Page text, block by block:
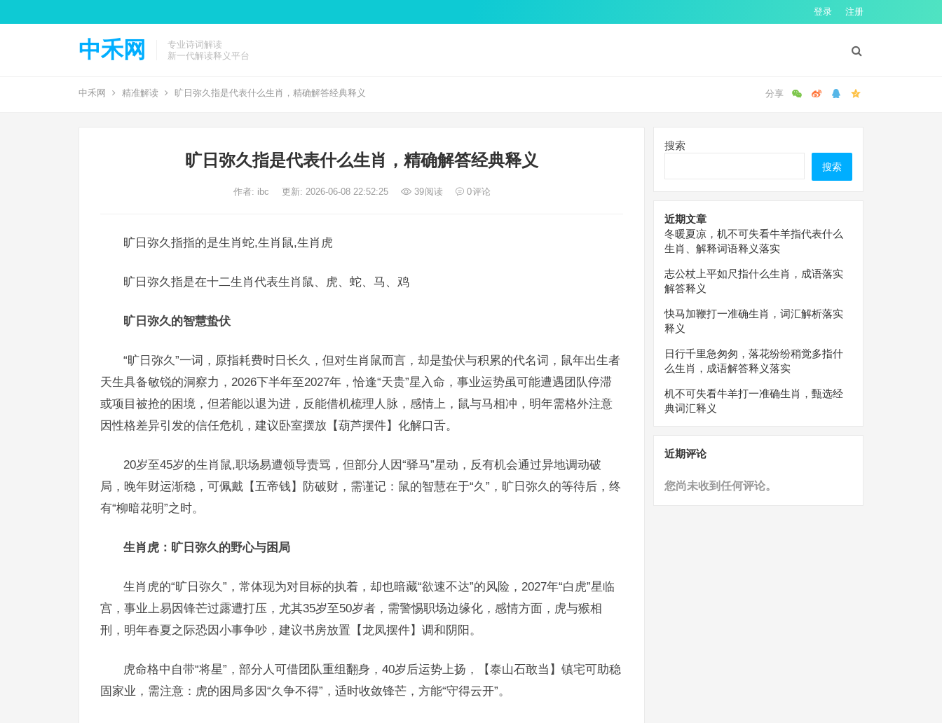
登录 注册
中禾网
专业诗词解读
新一代解读释义平台
中禾网 精准解读 旷日弥久指是代表什么生肖，精确解答经典释义
旷日弥久指是代表什么生肖，精确解答经典释义
作者: ibc 更新: 2026-06-08 22:52:25 39阅读 0评论
旷日弥久指指的是生肖蛇,生肖鼠,生肖虎
旷日弥久指是在十二生肖代表生肖鼠、虎、蛇、马、鸡
旷日弥久的智慧蛰伏
“旷日弥久”一词，原指耗费时日长久，但对生肖鼠而言，却是蛰伏与积累的代名词，鼠年出生者
天生具备敏锐的洞察力，2026下半年至2027年，恰逢“天贵”星入命，事业运势虽可能遭遇团队停滞
或项目被抢的困境，但若能以退为进，反能借机梳理人脉，感情上，鼠与马相冲，明年需格外注意
因性格差异引发的信任危机，建议卧室摆放【葫芦摆件】化解口舌。
20岁至45岁的生肖鼠,职场易遭领导责骂，但部分人因“驿马”星动，反有机会通过异地调动破
局，晚年财运渐稳，可佩戴【五帝钱】防破财，需谨记：鼠的智慧在于“久”，旷日弥久的等待后，终
有“柳暗花明”之时。
生肖虎：旷日弥久的野心与困局
生肖虎的“旷日弥久”，常体现为对目标的执着，却也暗藏“欲速不达”的风险，2027年“白虎”星临
宫，事业上易因锋芒过露遭打压，尤其35岁至50岁者，需警惕职场边缘化，感情方面，虎与猴相
刑，明年春夏之际恐因小事争吵，建议书房放置【龙凤摆件】调和阴阳。
虎命格中自带“将星”，部分人可借团队重组翻身，40岁后运势上扬，【泰山石敢当】镇宅可助稳
固家业，需注意：虎的困局多因“久争不得”，适时收敛锋芒，方能“守得云开”。
搜索
搜索
近期文章
冬暖夏凉，机不可失看牛羊指代表什么
生肖、解释词语释义落实
志公杖上平如尺指什么生肖，成语落实
解答释义
快马加鞭打一准确生肖，词汇解析落实
释义
日行千里急匆匆，落花纷纷稍觉多指什
么生肖，成语解答释义落实
机不可失看牛羊打一准确生肖，甄选经
典词汇释义
近期评论
您尚未收到任何评论。